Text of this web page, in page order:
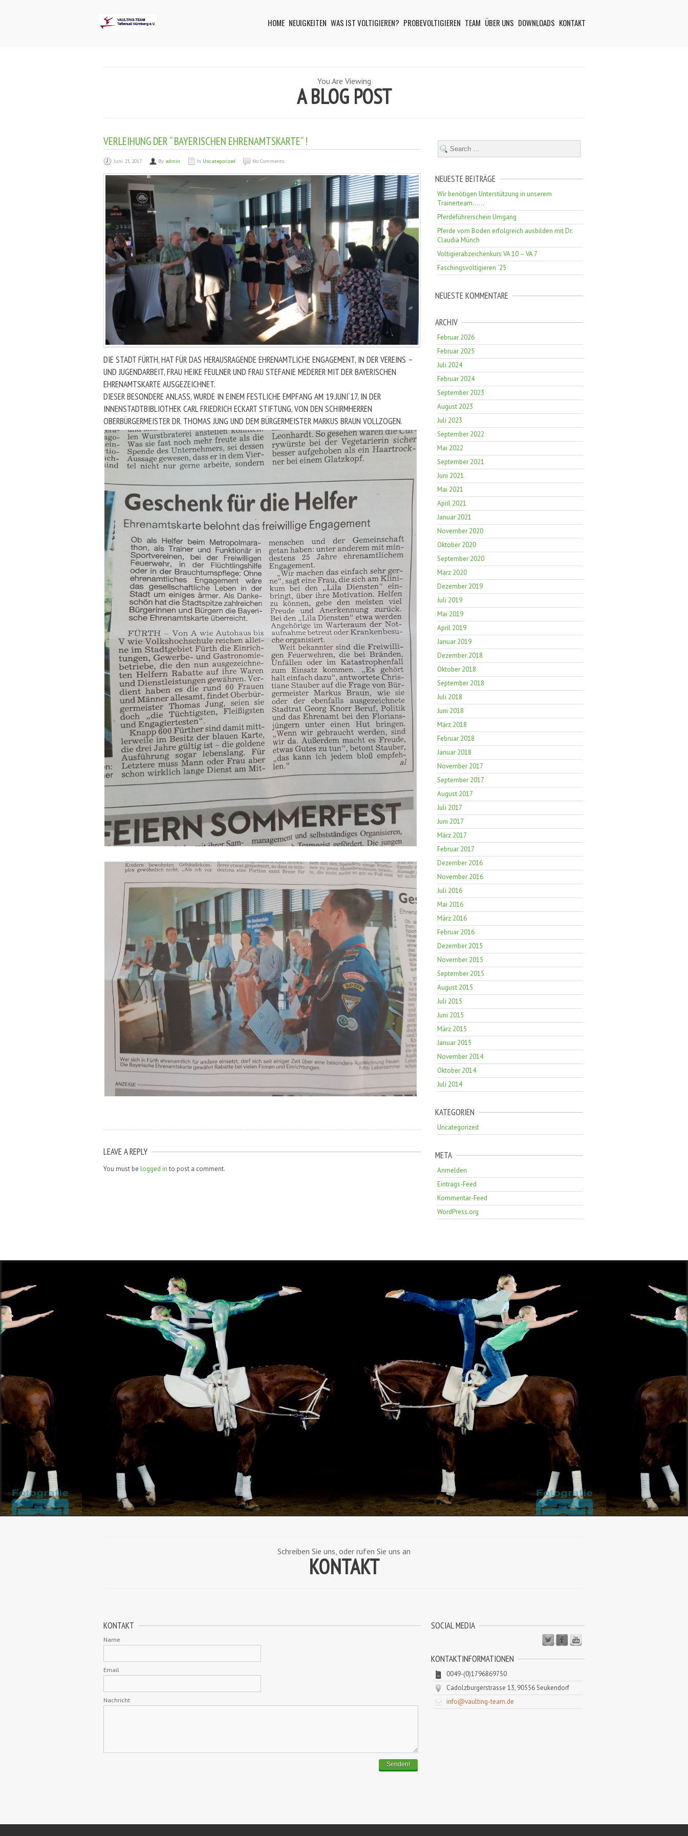
HOME NEUIGKEITEN WAS IST VOLTIGIEREN? PROBEVOLTIGIEREN TEAM ÜBER UNS DOWNLOADS KONTAKT
You Are Viewing
A BLOG POST
VERLEIHUNG DER “ BAYERISCHEN EHRENAMTSKARTE“ !
Juni 23, 2017 By admin In Uncategorized No Comments
DIE STADT FÜRTH, HAT FÜR DAS HERAUSRAGENDE EHRENAMTLICHE ENGAGEMENT, IN DER VEREINS –
UND JUGENDARBEIT, FRAU HEIKE FEULNER UND FRAU STEFANIE MEDERER MIT DER BAYERISCHEN
EHRENAMTSKARTE AUSGEZEICHNET.
DIESER BESONDERE ANLASS, WURDE IN EINEM FESTLICHE EMPFANG AM 19.JUNI´17, IN DER
INNENSTADTBIBLIOTHEK CARL FRIEDRICH ECKART STIFTUNG, VON DEN SCHIRMHERREN
OBERBÜRGERMEISTER DR. THOMAS JUNG UND DEM BÜRGERMEISTER MARKUS BRAUN VOLLZOGEN.
LEAVE A REPLY
You must be logged in to post a comment.
NEUESTE BEITRÄGE
Wir benötigen Unterstützung in unserem
Trainerteam……
Pferdeführerschein Umgang
Pferde vom Boden erfolgreich ausbilden mit Dr.
Claudia Münch
Voltigierabzeichenkurs VA 10 – VA 7
Faschingsvoltigieren ´25
NEUESTE KOMMENTARE
ARCHIV
Februar 2026
Februar 2025
Juli 2024
Februar 2024
September 2023
August 2023
Juli 2023
September 2022
Mai 2022
September 2021
Juni 2021
Mai 2021
April 2021
Januar 2021
November 2020
Oktober 2020
September 2020
März 2020
Dezember 2019
Juli 2019
Mai 2019
April 2019
Januar 2019
Dezember 2018
Oktober 2018
September 2018
Juli 2018
Juni 2018
März 2018
Februar 2018
Januar 2018
November 2017
September 2017
August 2017
Juli 2017
Juni 2017
März 2017
Februar 2017
Dezember 2016
November 2016
Juli 2016
Mai 2016
März 2016
Februar 2016
Dezember 2015
November 2015
September 2015
August 2015
Juli 2015
Juni 2015
März 2015
Januar 2015
November 2014
Oktober 2014
Juli 2014
KATEGORIEN
Uncategorized
META
Anmelden
Eintrags-Feed
Kommentar-Feed
WordPress.org
Schreiben Sie uns, oder rufen Sie uns an
KONTAKT
KONTAKT
Name
Email
Nachricht
Senden!
SOCIAL MEDIA
KONTAKTINFORMATIONEN
0049-(0)1796869750
Cadolzburgerstrasse 13, 90556 Seukendorf
info@vaulting-team.de